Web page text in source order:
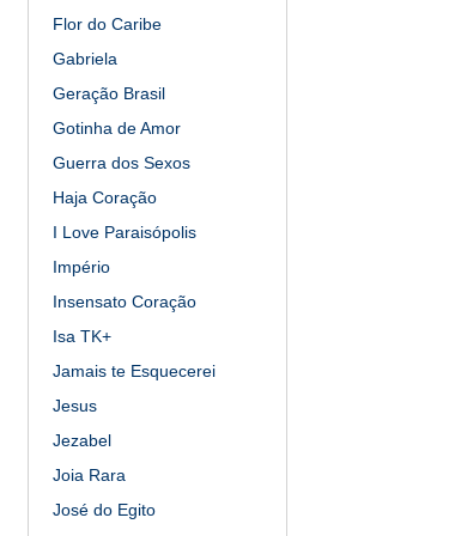
Flor do Caribe
Gabriela
Geração Brasil
Gotinha de Amor
Guerra dos Sexos
Haja Coração
I Love Paraisópolis
Império
Insensato Coração
Isa TK+
Jamais te Esquecerei
Jesus
Jezabel
Joia Rara
José do Egito